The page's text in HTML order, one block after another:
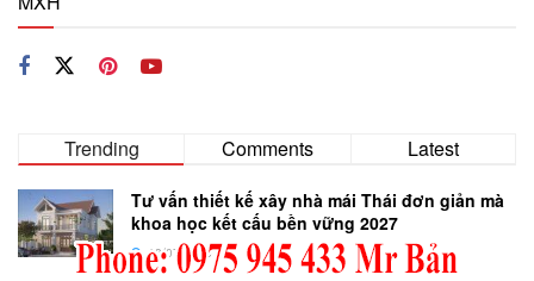
Trending Comments Latest
Tư vấn thiết kế xây nhà mái Thái đơn giản mà
khoa học kết cấu bền vững 2027
13/07/2026